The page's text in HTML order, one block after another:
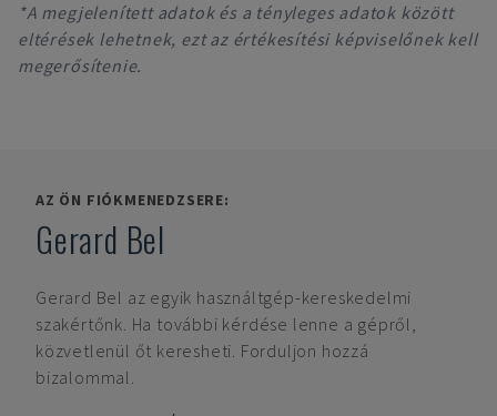
*A megjelenített adatok és a tényleges adatok között
eltérések lehetnek, ezt az értékesítési képviselőnek kell
megerősítenie.
AZ ÖN FIÓKMENEDZSERE:
Gerard Bel
Gerard Bel az egyik használtgép-kereskedelmi
szakértőnk. Ha további kérdése lenne a gépről,
közvetlenül őt keresheti. Forduljon hozzá
bizalommal.